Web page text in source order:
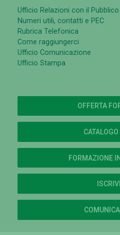
Ufficio Relazioni con il Pubblico
Numeri utili, contatti e PEC
Rubrica Telefonica
Come raggiungerci
Ufficio Comunicazione
Ufficio Stampa
OFFERTA
CATALOGO
FORMAZIONE